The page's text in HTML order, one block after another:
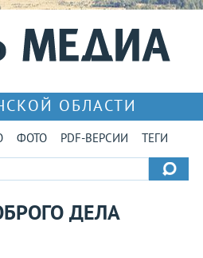
ОБЛАСТИ
ФОТО PDF-ВЕРСИИ ТЕГИ
ДЕЛА